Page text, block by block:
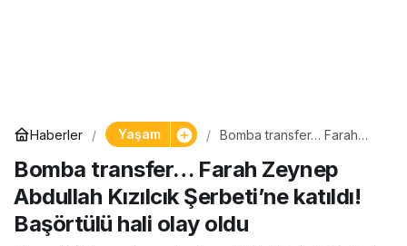
Haberler Yaşam
Bomba transfer… Farah
Şerbeti’ne katıldı! Başörtülü
hali olay oldu
Bomba transfer… Farah Zeynep
Abdullah Kızılcık Şerbeti’ne katıldı!
Başörtülü hali olay oldu